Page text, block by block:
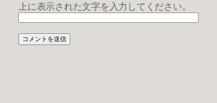
上に表示された文字を入力してください。